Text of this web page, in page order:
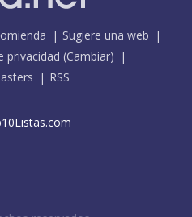
Sugiere una web
privacidad (Cambiar)
RSS